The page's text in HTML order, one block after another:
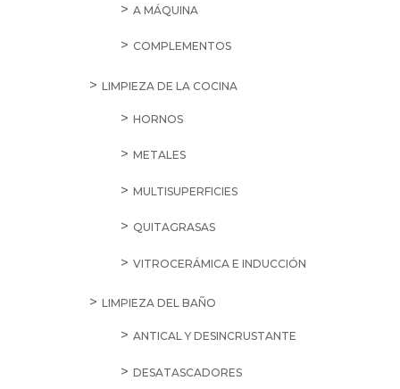
A MÁQUINA
COMPLEMENTOS
LIMPIEZA DE LA COCINA
HORNOS
METALES
MULTISUPERFICIES
QUITAGRASAS
VITROCERÁMICA E INDUCCIÓN
LIMPIEZA DEL BAÑO
ANTICAL Y DESINCRUSTANTE
DESATASCADORES